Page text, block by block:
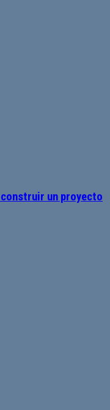
un proyecto